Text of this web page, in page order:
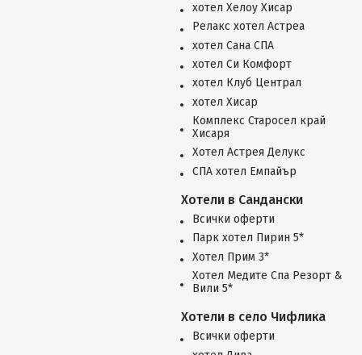
хотел Хелоу Хисар
Релакс хотел Астреа
хотел Сана СПА
хотел Си Комфорт
хотел Клуб Централ
хотел Хисар
Комплекс Старосел край
Хисаря
Хотел Астрея Делукс
СПА хотел Емпайър
Всички оферти
Парк хотел Пирин 5*
Хотел Прим 3*
Хотел Медите Спа Резорт &
Вили 5*
Хотели в Сандански
Всички оферти
Хотели в село Чифлика